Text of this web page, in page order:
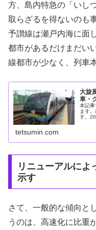
方、島内特急の「いし
取らざるを得ないのも
予讃線は瀬戸内海に面
都市があるだけまだい
線都市が少なく、列車
大旋
車・
本記
ます
す。
tetsumin.com
リニューアルによ
示す
さて、一般的な傾向と
うのは、高速化に比重